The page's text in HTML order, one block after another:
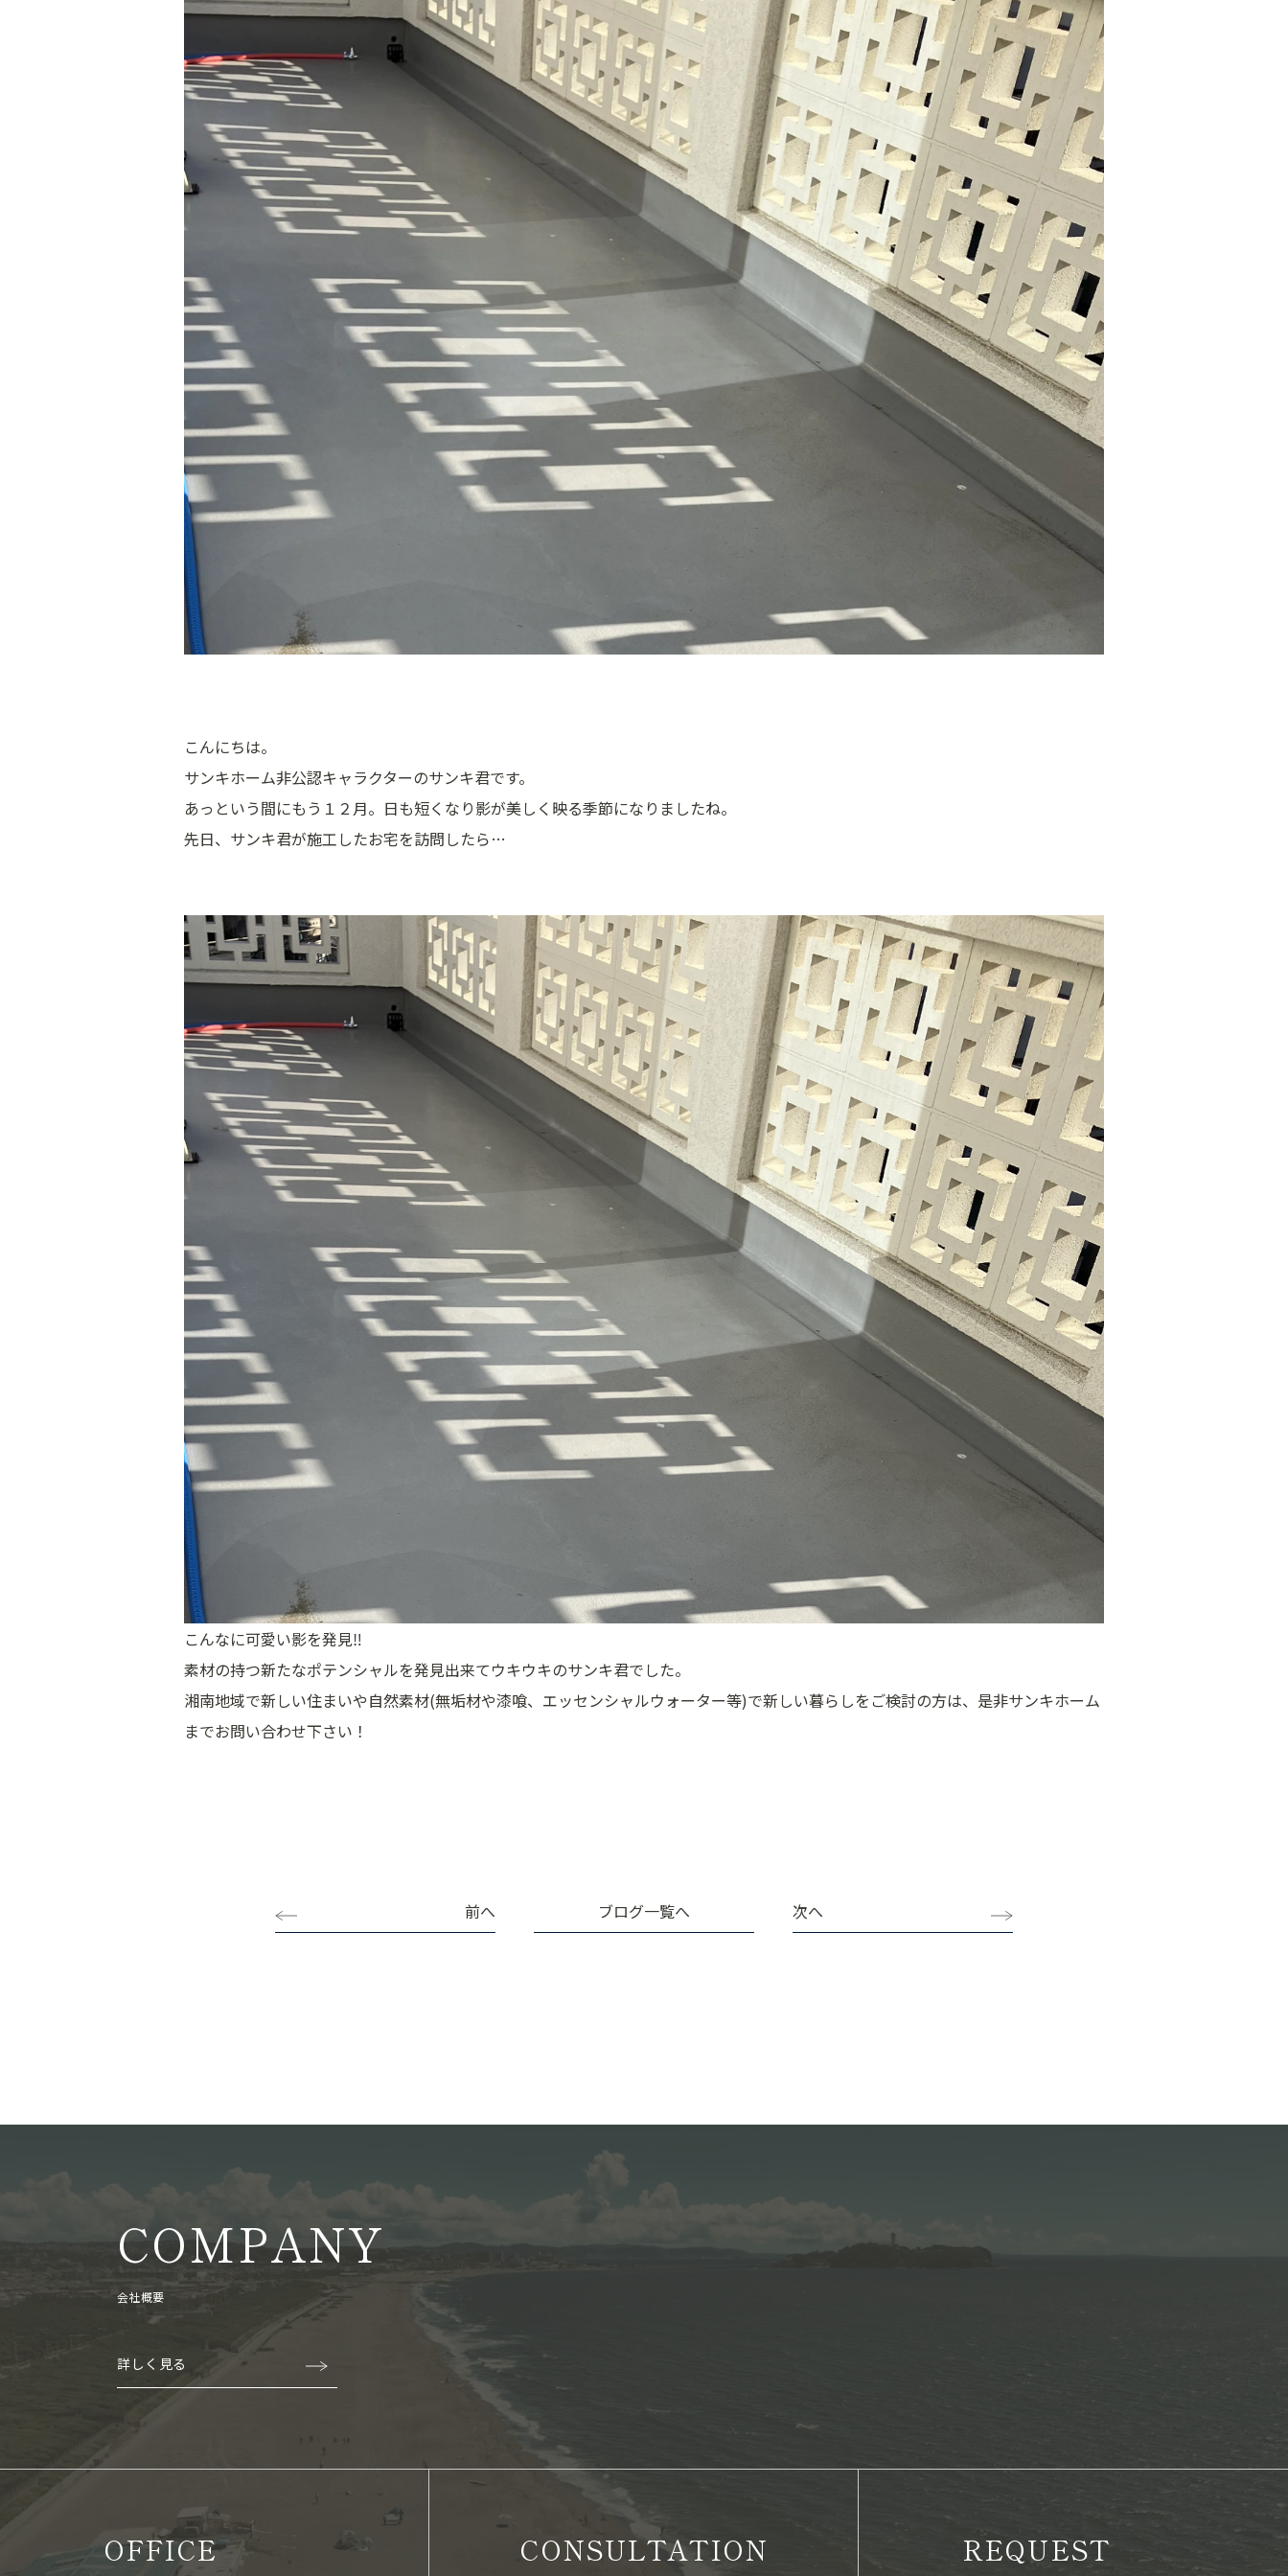
こんにちは。
サンキホーム非公認キャラクターのサンキ君です。
あっという間にもう１２月。日も短くなり影が美しく映る季節になりましたね。
先日、サンキ君が施工したお宅を訪問したら…
こんなに可愛い影を発見‼
素材の持つ新たなポテンシャルを発見出来てウキウキのサンキ君でした。
湘南地域で新しい住まいや自然素材(無垢材や漆喰、エッセンシャルウォーター等)で新しい暮らしをご検討の方は、是非サンキホーム
までお問い合わせ下さい！
前へ ブログ一覧へ 次へ
COMPANY
会社概要
詳しく見る
OFFICE CONSULTATION REQUEST